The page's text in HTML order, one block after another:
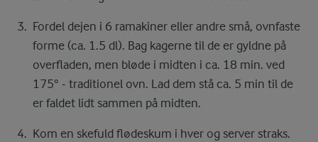
Fordel dejen i 6 ramakiner eller andre små, ovnfaste
forme (ca. 1.5 dl). Bag kagerne til de er gyldne på
overfladen, men bløde i midten i ca. 18 min. ved
175° - traditionel ovn. Lad dem stå ca. 5 min til de
er faldet lidt sammen på midten.
Kom en skefuld flødeskum i hver og server straks.